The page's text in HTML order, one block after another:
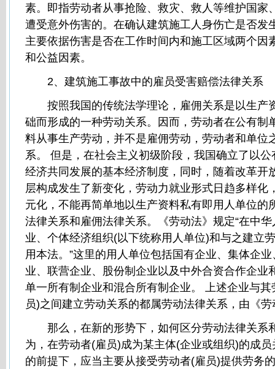
素。即指劳动者从事抢险、救灾、救人等维护国家
遭受意外伤害的。在确认建筑施工人身伤亡是否发
主要依据伤害是否在工作时间内和施工区域两个因
和公益因素。
2、建筑施工事故中的雇员受害赔偿法律关系
按照我国的传统法学理论，雇佣关系是以生产
础而形成的一种劳动关系。因而，劳动者在公有制
料从事生产劳动，并不是雇佣劳动，劳动者和单位
系。 但是，在社会主义初级阶段，我国确立了以
经济共同发展的基本经济制度，同时，随着改革开
层构成发生了新变化，劳动力就业形式日趋多样化
元化，不能再简单地以生产资料私有即用人单位的
法律关系和雇佣法律关系。《劳动法》规定“在中
业、个体经济组织(以下统称用人单位)和与之建立
用本法。”这里的用人单位包括国有企业、集体企
业、联营企业、股份制企业以及中外合资合作企业
单一所有制企业和混合所有制企业。 上述企业与
员)之间建立劳动关系的都属劳动法律关系，由《
那么，在新的形势下，如何区分劳动法律关系
为，在劳动者(雇员)成为某主体(企业或组织)的成
的前提下，应当主要从接受劳动者(雇员)提供劳务